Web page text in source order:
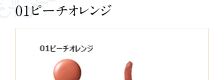
01ピーチオレンジ